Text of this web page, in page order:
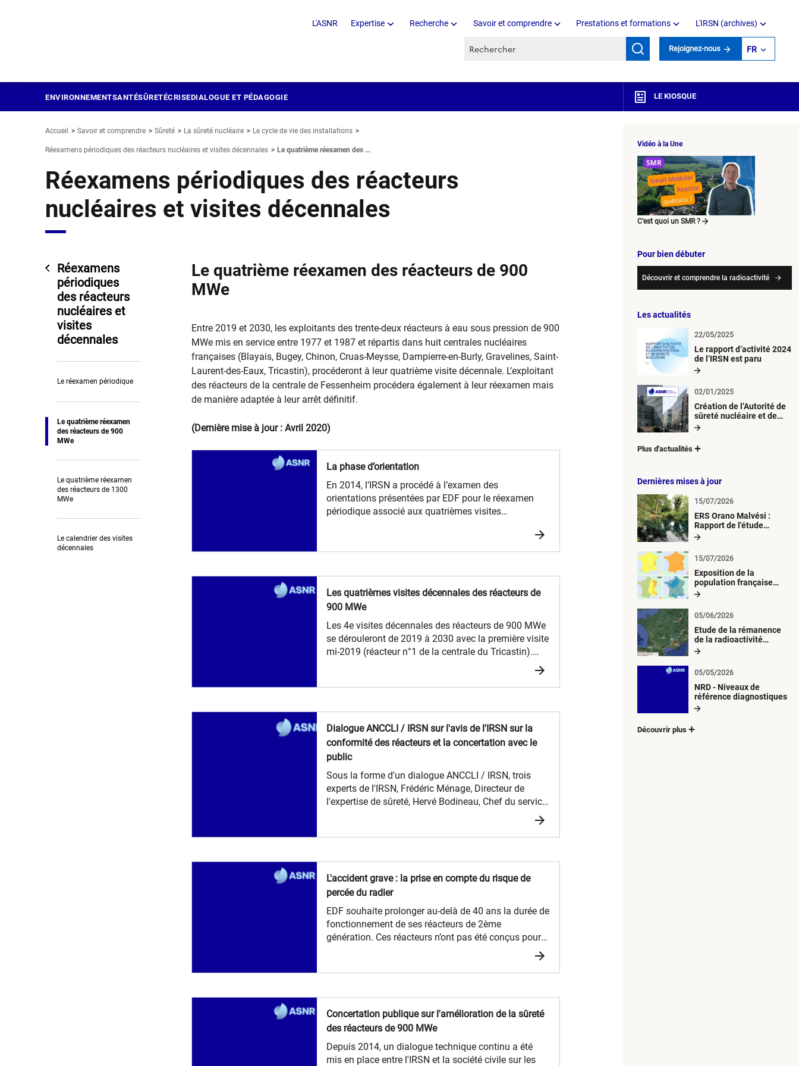
L'ASNR Expertise Recherche Savoir et comprendre Prestations et formations L'IRSN (archives)
Recherche par mots clés Rejoignez-nous FR
ENVIRONNEMENTSANTÉSÛRETÉCRISEDIALOGUE ET PÉDAGOGIE LE KIOSQUE
Accueil Savoir et comprendre Sûreté La sûreté nucléaire Le cycle de vie des installations
Réexamens périodiques des réacteurs nucléaires et visites décennales Le quatrième réexamen des ...
Réexamens périodiques des réacteurs
nucléaires et visites décennales
Réexamens
périodiques
des réacteurs
nucléaires et
visites
décennales
Le réexamen périodique
Le quatrième réexamen
des réacteurs de 900
MWe
Le quatrième réexamen
des réacteurs de 1300
MWe
Le calendrier des visites
décennales
Le quatrième réexamen des réacteurs de 900
MWe
​Entre 2019 et 2030, les exploitants des trente-deux réacteurs à eau sous pression de 900
MWe mis en service entre 1977 et 1987 et répartis dans huit centrales nucléaires
françaises (Blayais, Bugey, Chinon, Cruas-Meysse, Dampierre-en-Burly, Gravelines, Saint-
Laurent-des-Eaux, Tricastin), procéderont à leur quatrième visite décennale.​ L’exploitant
des réacteurs de la centrale de Fessenheim procédera également à leur réexamen mais
de manière adaptée à leur arrêt définitif.
(Dernière mise à jour : Avril 2020)​
La phase d’orientation
​En 2014, l’IRSN a procédé à l’examen des
orientations présentées par EDF pour le réexamen
périodique associé aux quatrièmes visites
Les quatrièmes visites décennales des réacteurs de
900 MWe
Les 4e visites décennales des réacteurs de 900 MWe
se dérouleront de 2019 à 2030 avec la première visite
mi-2019 (réacteur n°1 de la centrale du Tricastin).
L’ampleur de ce réexamen est inédite et la réalisation
œuvre des modifications, sont menées dans des
Dialogue ANCCLI / IRSN sur l'avis de l'IRSN sur la
conformité des réacteurs et la concertation avec le
public
​​Sous la forme d'un dialogue ANCCLI / IRSN, trois
experts de l'IRSN, Frédéric Ménage, Directeur de
l'expertise de sûreté, Hervé Bodineau, Chef du service
pression, Naoëlle Matahri, Pilote de l'instruction des
4èmes visites décennales des réacteurs nucléaires de
Valérie Demet, chargée de mission à l'ANCCLI,
expliquent comment s'est construit l'avis sur la
conformité des réacteurs réalisé à l'occasion des
4èmes visites décennales des réacteurs nucléaires de
900 MWe.
L'accident grave : la prise en compte du risque de
percée du radier
EDF souhaite prolonger au-delà de 40 ans la durée de
fonctionnement de ses réacteurs de 2ème
génération. Ces réacteurs n’ont pas été conçus pour
nouveaux réacteurs dits de 3ème génération, comme
l’EPR, ont été conçus pour que les accidents graves
populations soient très limitées.
Concertation publique sur l'amélioration de la sûreté
des réacteurs de 900 MWe
​​Depuis 2014, un dialogue technique continu a été
mis en place entre l'IRSN et la société civile sur les
Vidéo à la Une
C’est quoi un SMR ?
Pour bien débuter
Découvrir et comprendre la radioactivité
Les actualités
Le rapport d’activité 2024
de l’IRSN est paru
22/05/2025
Création de l’Autorité de
sûreté nucléaire et de
radioprotection (ASNR)
02/01/2025
Plus d'actualités
Dernières mises à jour
ERS Orano Malvési :
Rapport de l'étude
radiologique du milieu
15/07/2026
Exposition de la
population française
métropolitaine aux
atmosphériques
radioactives depuis 1945
15/07/2026
Etude de la rémanence
de la radioactivité
d’origine artificielle
05/06/2026
NRD - Niveaux de
référence diagnostiques
05/05/2026
Découvrir plus